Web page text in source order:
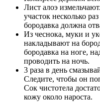
Лист алоэ
участок несколько
бородавка должна
Из чеснока, муки и
накладывают на
бородавка на ноге,
проводить на ночь.
3 раза в день
Следите, чтобы он
Сок чистотела
кожу около нароста.